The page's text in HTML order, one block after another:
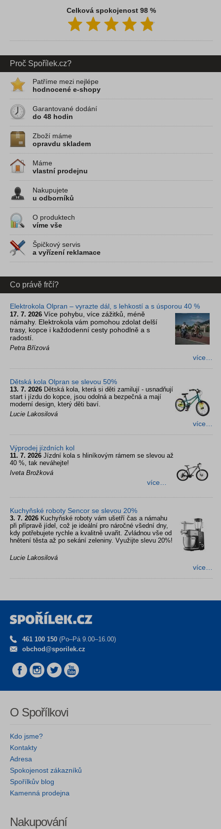
Celková spokojenost 98 %
Proč Spořílek.cz?
Patříme mezi nejlépe
hodnocené e-shopy
Garantované dodání
do 48 hodin
Zboží máme
opravdu skladem
Máme
vlastní prodejnu
Nakupujete
u odborníků
O produktech
víme vše
Špičkový servis
a vyřízení reklamace
Co právě frčí?
Elektrokola Olpran – vyrazte dál, s lehkostí a s úsporou 40 %
17. 7. 2026 Více pohybu, více zážitků, méně
námahy. Elektrokola vám pomohou zdolat delší
trasy, kopce i každodenní cesty pohodlně a s
radostí.
Petra Břízová
více…
Dětská kola Olpran se slevou 50%
13. 7. 2026 Dětská kola, která si děti zamilují - usnadňují
start i jízdu do kopce, jsou odolná a bezpečná a mají
moderní design, který děti baví.
Lucie Lakosilová
více…
Výprodej jízdních kol
11. 7. 2026 Jízdní kola s hliníkovým rámem se slevou až
40 %, tak neváhejte!
Iveta Brožková
více…
Kuchyňské roboty Sencor se slevou 20%
3. 7. 2026 Kuchyňské roboty vám ušetří čas a námahu
při přípravě jídel, což je ideální pro náročné všední dny,
kdy potřebujete rychle a kvalitně uvařit. Zvládnou vše od
hnětení těsta až po sekání zeleniny. Využijte slevu 20%!
Lucie Lakosilová
více…
461 100 150 (Po–Pá 9.00–16.00)
obchod@sporilek.cz
O Spořílkovi
Kdo jsme?
Kontakty
Adresa
Spokojenost zákazníků
Spořílkův blog
Kamenná prodejna
Nakupování